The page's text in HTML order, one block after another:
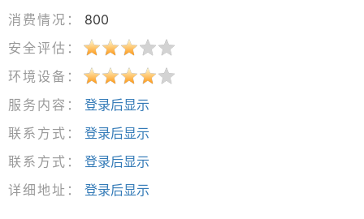
消费情况：
800
安全评估：
环境设备：
服务内容：
登录后显示
联系方式：
登录后显示
联系方式：
登录后显示
详细地址：
登录后显示